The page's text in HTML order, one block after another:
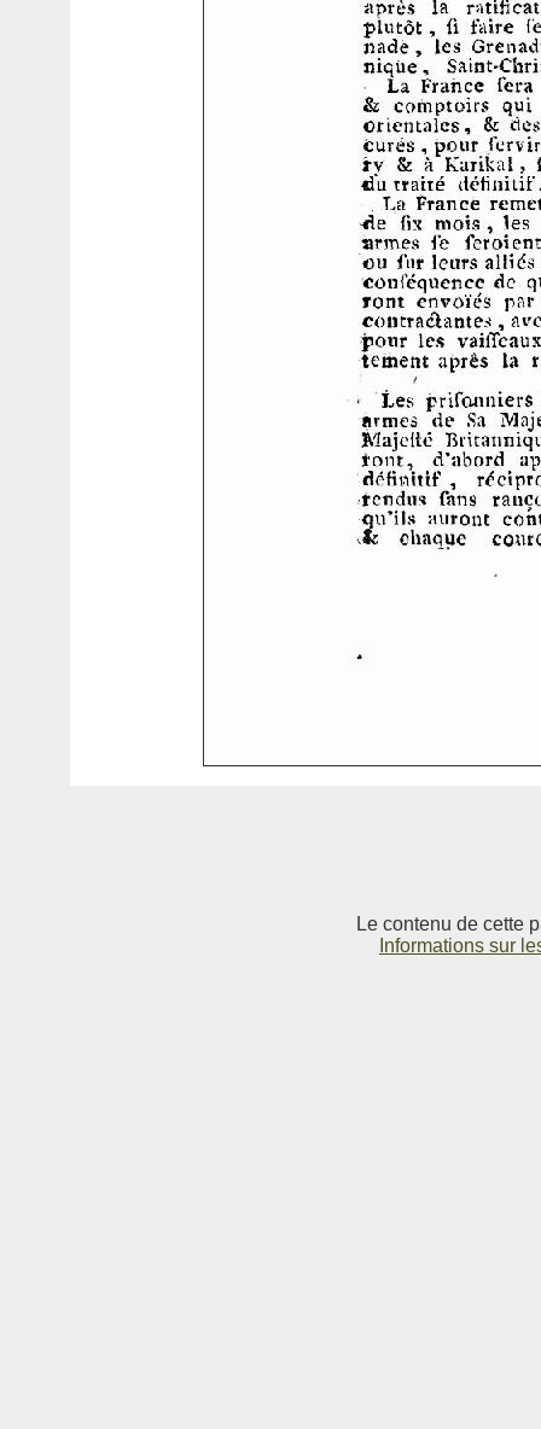
Le contenu de cette
Informations sur